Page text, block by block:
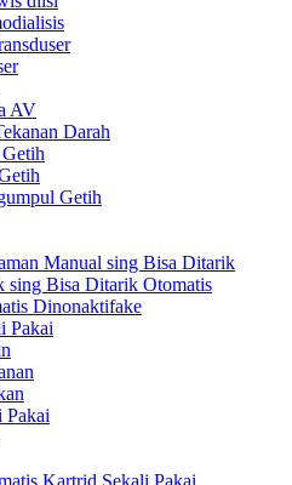
AV
Darah
Getih
Manual sing Bisa Ditarik
sing Bisa Ditarik Otomatis
Dinonaktifake
Pakai
Pakai
Kartrid Sekali Pakai